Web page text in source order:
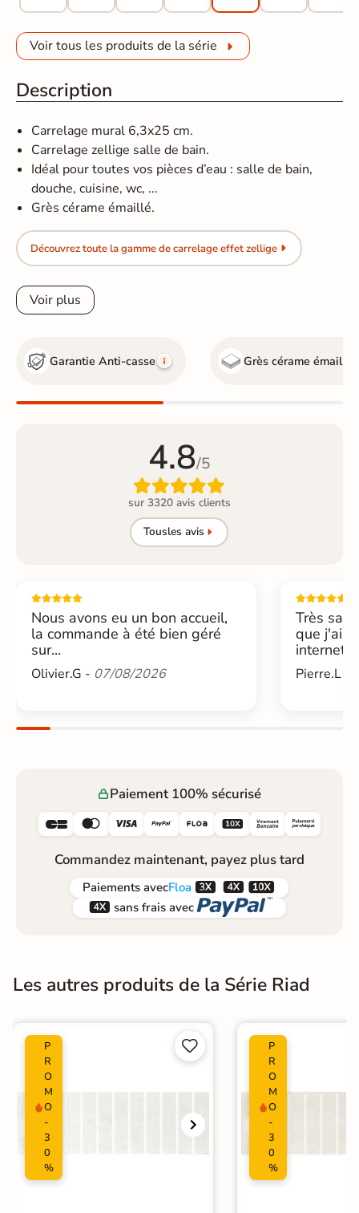
Voir tous les produits de la série
Description
Carrelage mural 6,3x25 cm.
Carrelage zellige salle de bain.
Idéal pour toutes vos pièces d’eau : salle de bain,
douche, cuisine, wc, ...
Grès cérame émaillé.
Découvrez toute la gamme de carrelage effet zellige
Voir plus
Garantie Anti-casse Grès cérame émaillé
4.8/5

sur 3320 avis clients
Tousles avis
Nous avons eu un bon accueil,
la commande à été bien géré
sur...
Olivier.G - 07/08/2026
Très
que j'ai
internet....
Pierre.L -
Paiement 100% sécurisé
     
Commandez maintenant, payez plus tard
Paiements avecFloa  
 sans frais avec 
Les autres produits de la Série Riad
P
R
O
M
O
-
3
0
%


P
R
O
M
O
-
3
0
%